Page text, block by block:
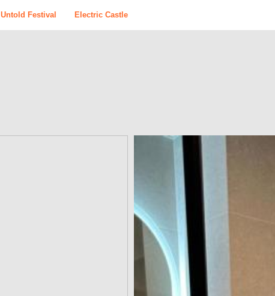
Untold Festival Electric Castle